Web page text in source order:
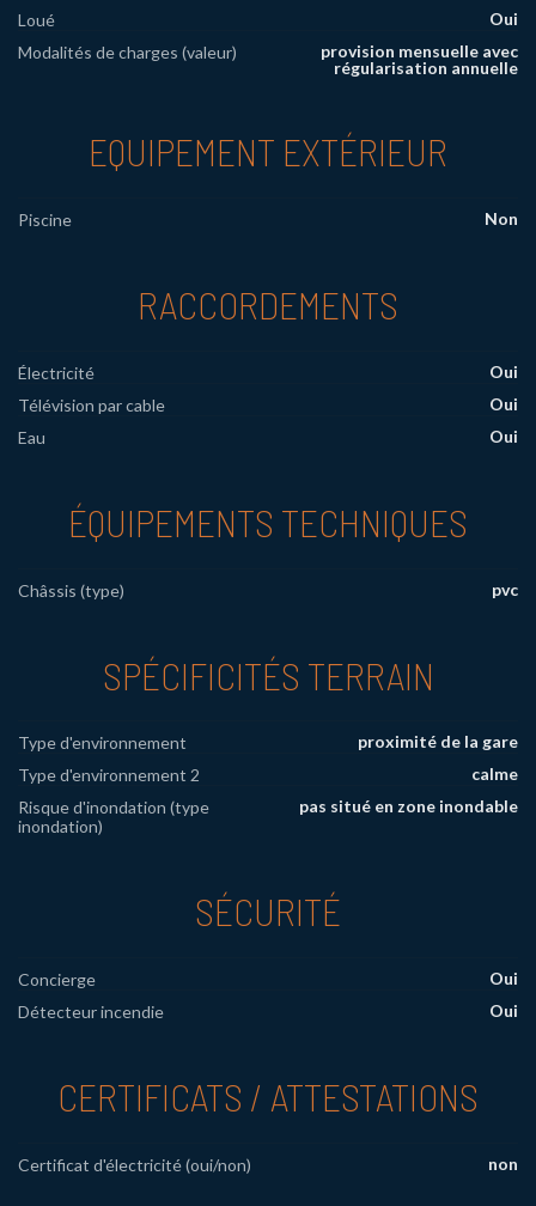
Loué
Oui
Modalités de charges (valeur)
provision mensuelle avec
régularisation annuelle
EQUIPEMENT EXTÉRIEUR
Piscine Non
RACCORDEMENTS
Électricité
Oui
Télévision par cable
Oui
Eau
Oui
ÉQUIPEMENTS TECHNIQUES
Châssis (type) pvc
SPÉCIFICITÉS TERRAIN
Type d'environnement
proximité de la gare
Type d'environnement 2
calme
Risque d'inondation (type
inondation)
pas situé en zone inondable
SÉCURITÉ
Concierge
Oui
Détecteur incendie
Oui
CERTIFICATS / ATTESTATIONS
Certificat d'électricité (oui/non) non